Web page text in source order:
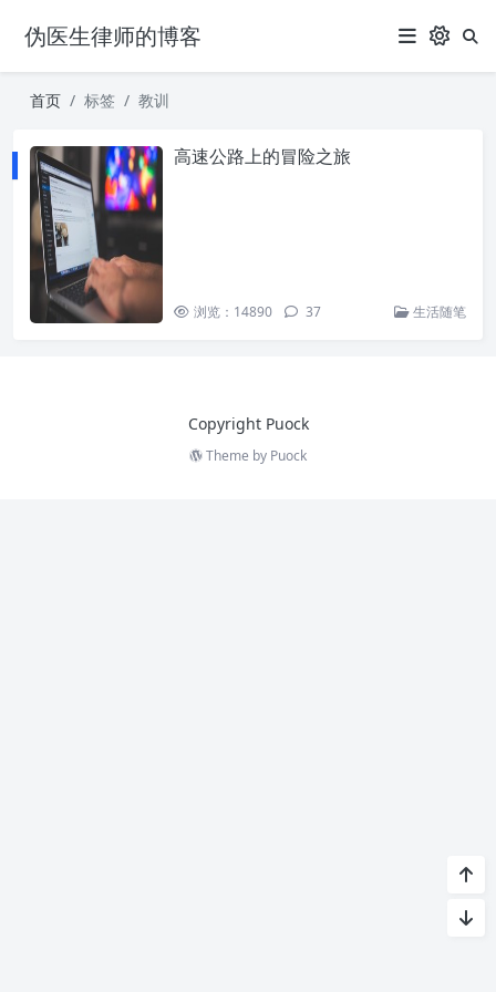
伪医生律师的博客
首页 标签 教训
高速公路上的冒险之旅
浏览：14890 37 生活随笔
Copyright Puock
Theme by Puock